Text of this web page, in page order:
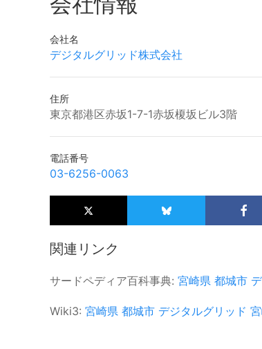
会社名
デジタルグリッド株式会社
住所
東京都港区赤坂1-7-1赤坂榎坂ビル3階
電話番号
03-6256-0063
関連リンク
サードペディア百科事典: 宮崎県 都城市
Wiki3: 宮崎県 都城市 デジタルグリッド